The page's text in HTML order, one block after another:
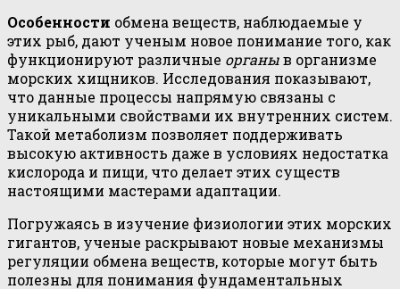
Особенности обмена веществ, наблюдаемые у
этих рыб, дают ученым новое понимание того, как
функционируют различные органыв организме
морских хищников. Исследования показывают,
что данные процессы напрямую связаны с
уникальными свойствами их внутренних систем.
Такой метаболизм позволяет поддерживать
высокую активность даже в условиях недостатка
кислорода и пищи, что делает этих существ
настоящими мастерами адаптации.
Погружаясь в изучение физиологии этих морских
гигантов, ученые раскрывают новые механизмы
регуляции обмена веществ, которые могут быть
полезны для понимания фундаментальных